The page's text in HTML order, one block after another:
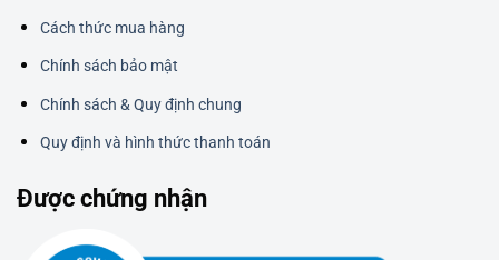
Cách thức mua hàng
Chính sách bảo mật
Chính sách & Quy định chung
Quy định và hình thức thanh toán
Được chứng nhận